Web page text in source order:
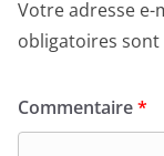
Votre adresse e-
obligatoires sont
Commentaire*